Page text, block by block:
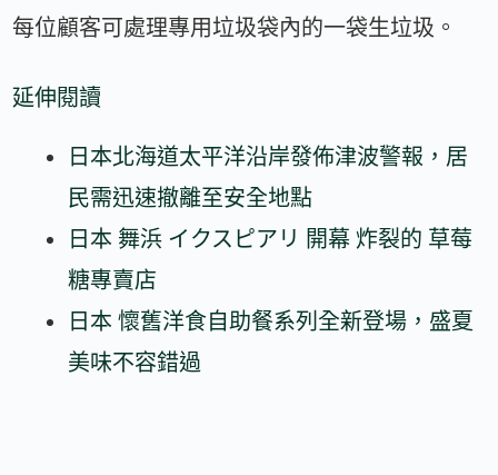
每位顧客可處理專用垃圾袋內的一袋生垃圾。
延伸閱讀
日本北海道太平洋沿岸發佈津波警報，居
民需迅速撤離至安全地點
日本 舞浜 イクスピアリ 開幕 炸裂的 草莓
糖專賣店
日本 懷舊洋食自助餐系列全新登場，盛夏
美味不容錯過